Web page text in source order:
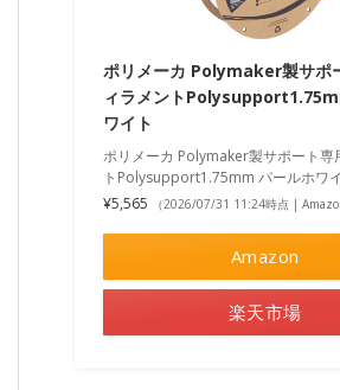
ポリメーカ Polymaker製サポ
ィラメント
ワイト
ポリメーカ Polymaker製サポート専
トPolysupport1.75mm パールホワ
¥5,565
（2026/07/31 11:24時点 |
Amazon
楽天市場